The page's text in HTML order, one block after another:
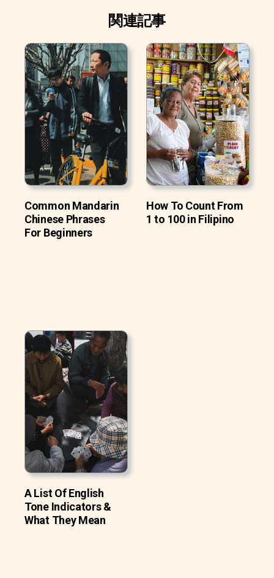
関連記事
Common Mandarin
Chinese Phrases
For Beginners
How To Count From
1 to 100 in Filipino
A List Of English
Tone Indicators &
What They Mean